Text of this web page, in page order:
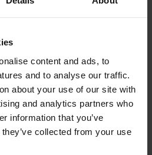
content and ads, to
and to analyse our traffic.
about your use of our site with
and analytics partners who
information that you’ve
collected from your use
lectura 7 mins
y rutinas para la piel